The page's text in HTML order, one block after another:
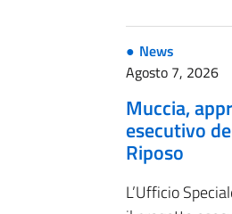
News
Agosto 7, 2026
Muccia,
esecutivo
Riposo
L’Ufficio